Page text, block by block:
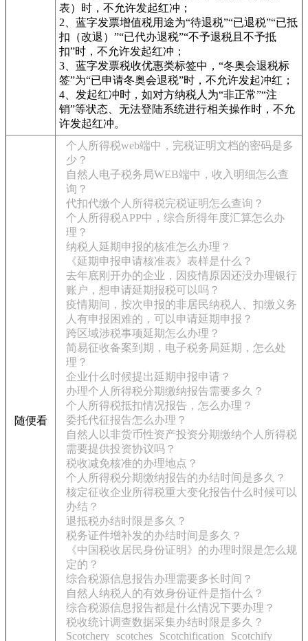
表）时，不允许发起红冲；
2、蓝字发票增值税用途为“待退税”“已退税”“已抵
扣（改退）”“已代办退税”“不予退税且不予抵
扣”时，不允许发起红冲；
3、蓝字发票税收优惠类标签中，“冬奥会退税标
签”为“已申请冬奥会退税”时，不允许发起冲红；
4、发起红冲时，如对方纳税人为“非正常”“注
销”等状态、无法登陆系统进行相关操作时，不允
许发起红冲。
随便看
个人所得税web端中，完税证明文档的密码是多
少？
自然人电子税务局WEB端中，收入明细怎么查
询？
代扣代缴个人所得税完税证明怎么查询？
个人所得税APP中，综合所得年度汇算怎么办
理？
纳税人延期申报的核准怎么办理？
《延期申报申请核准表》表样是什么？
去年底刚开办的企业，因疫情原因还没办理银行
账户，想申请延期报税可以吗？
疫情期间，按次申报的非居民纳税人、扣缴义务
人有申报困难的，可以申请延期申报？
跨区域涉税事项延期怎么办理？
简易征收备案到期，电子税务局延期，怎么处
理？
企业什么时候提出延期申报申请？
办理个人所得税分期缴纳报告需要多久？
个人所得税抵扣情况报告，怎么办理？
委托代征报告怎么办理？
自然人以非货币性资产投资分期缴纳个人所得税
需要提供投资协议吗？
税收减免核准的办理地点？
个人所得税分期缴纳报告的办结时间是多久？
核定征收企业所得税重大变化报告什么时候可以
办结？
退抵税办结时限是多久？
税务证件增补发的办结时间是多久？
《中国税收居民身份证明》的办理时限是怎么规
定的？
综合税源信息报告办理需要多长时间？
自然人纳税人的有效身份证件是指什么？
综合税源信息报告都是什么情况下要办理？
税收统计调查数据采集办结时限是多久？
Scotchery scotches Scotchification Scotchify